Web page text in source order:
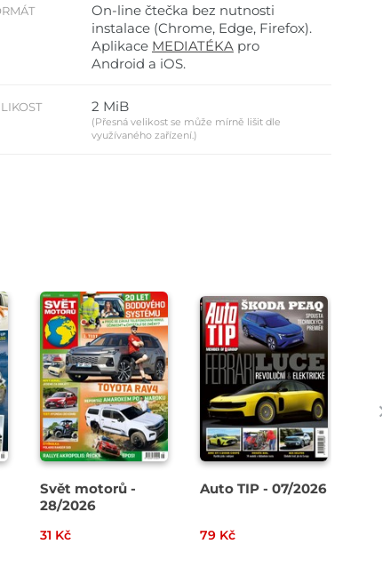
On-line čtečka bez nutnosti
instalace (Chrome, Edge, Firefox).
Aplikace MEDIATÉKA pro
Android a iOS.
2 MiB
(Přesná velikost se může mírně lišit dle
využívaného zařízení.)
Svět motorů -
28/2026
31 Kč
Auto TIP - 07/2026
79 Kč